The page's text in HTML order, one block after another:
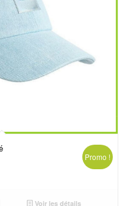
Promo !
Voir les détails